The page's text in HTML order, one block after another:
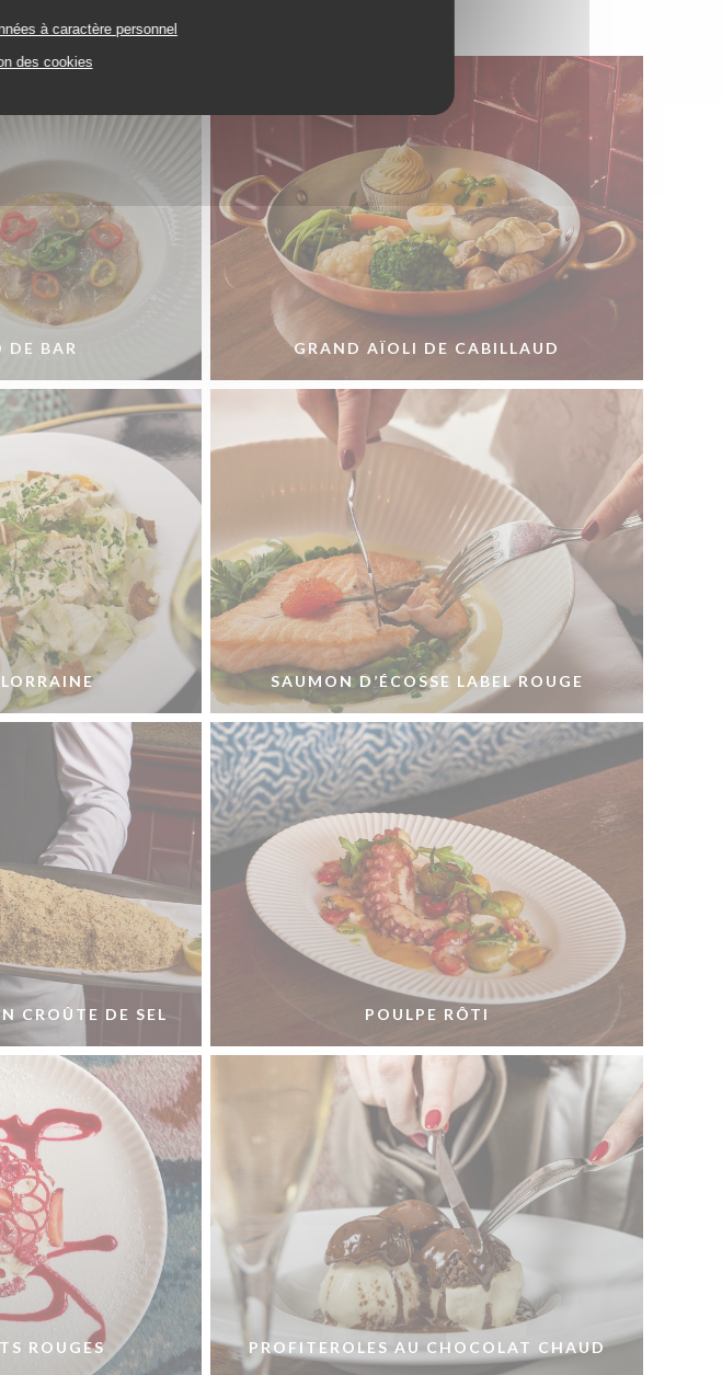
à caractère personnel
des cookies
DE BAR GRAND AÏOLI DE CABILLAUD
SAUMON D’ÉCOSSE LABEL ROUGE
CROÛTE DE SEL POULPE RÔTI
ROUGES PROFITEROLES AU CHOCOLAT CHAUD